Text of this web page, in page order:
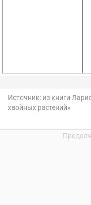
Источник: из книги
хвойных растений»